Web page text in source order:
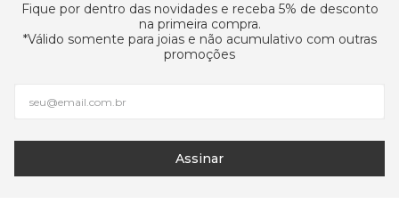
Fique por dentro das novidades e receba 5% de desconto
na primeira compra.
*Válido somente para joias e não acumulativo com outras
promoções
Assinar